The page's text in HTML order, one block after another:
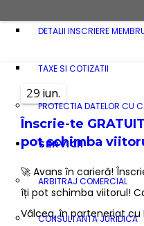
DETALII INSCRIERE
TAXE SI COTIZATII
PROTECTIA DATELOR CU
SERVICII
ARBITRAJ COMERCIAL
CONSULTANTA JURIDICA
29 iun.
Înscrie-te
pot schimba
🚀 Avans în carieră!
îți pot schimba viitorul!
Vâlcea, în parteneriat cu